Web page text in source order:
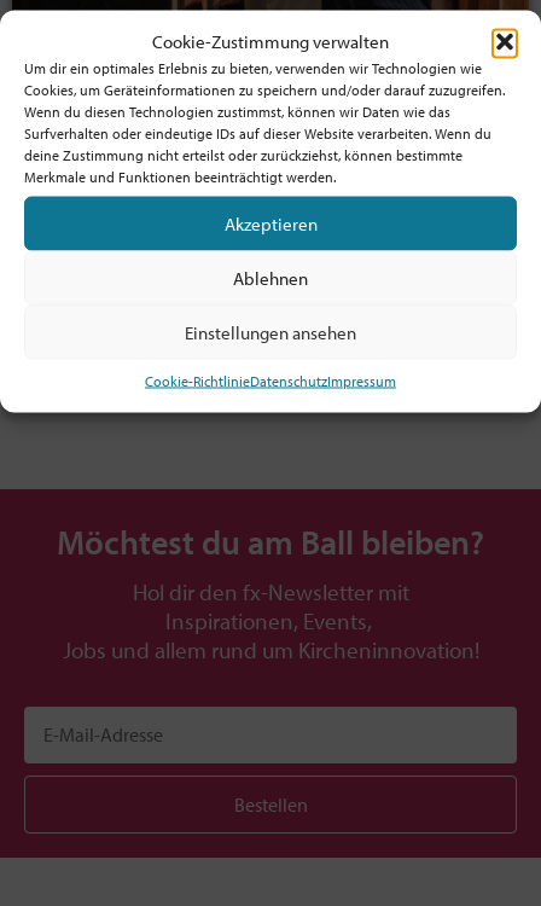
Cookie-Zustimmung verwalten
Um dir ein optimales Erlebnis zu bieten, verwenden wir Technologien wie
Cookies, um Geräteinformationen zu speichern und/oder darauf zuzugreifen.
Wenn du diesen Technologien zustimmst, können wir Daten wie das
Surfverhalten oder eindeutige IDs auf dieser Website verarbeiten. Wenn du
deine Zustimmung nicht erteilst oder zurückziehst, können bestimmte
Merkmale und Funktionen beeinträchtigt werden.
Akzeptieren
Ablehnen
Einstellungen ansehen
Cookie-RichtlinieDatenschutzImpressum
Jetzt Mitglied werden!
Profitiere von der Mitgliedschaft
und unterstütze die Bewegung!
Mitglied sein ab 5€/Monat!
Alle Infos: hier klicken
Dienststelle die Mitgliedschaft zahlt!
Möchtest du am Ball bleiben?
Hol dir den fx-Newsletter mit
Inspirationen, Events,
Jobs und allem rund um Kircheninnovation!
Bestellen